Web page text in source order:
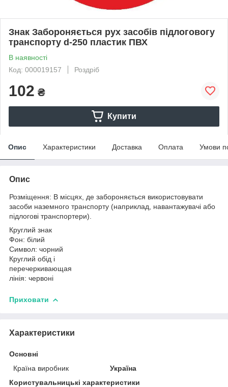
Знак Забороняється рух засобiв підлоговогу
транспорту d-250 пластик ПВХ
В наявності
Код: 000019157
Роздріб
102 ₴
Купити
Опис Характеристики Доставка Оплата Умови
Опис
Розміщення: В місцях, де забороняється використовувати
засоби наземного транспорту (наприклад, навантажувачі або
підлогові транспортери).
Круглий знак
Фон: білий
Символ: чорний
Круглий обід і
перечеркивающая
лінія: червоні
Приховати
Характеристики
Основні
Країна виробник
Україна
Користувальницькі характеристики